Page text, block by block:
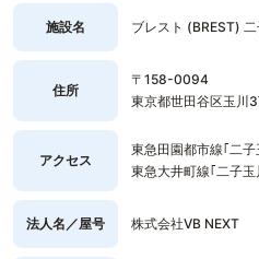
施設名 ブレスト (BREST)
住所
〒158-0094
東京都世田谷区玉川
アクセス
東急田園都市線｢二
東急大井町線｢二子
法人名／屋号 株式会社VB NEXT